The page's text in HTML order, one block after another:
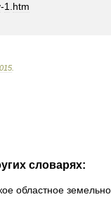
-1 htm
словарях:
областное